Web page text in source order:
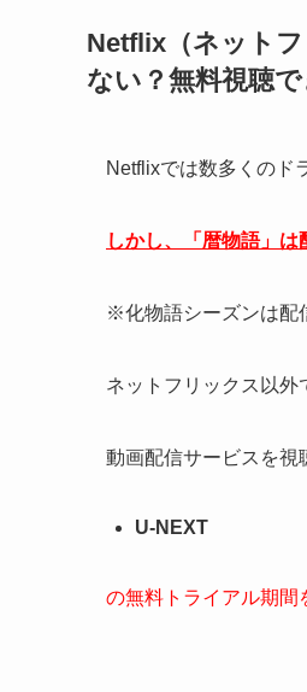
Netflix（ネット
ない？無料視聴
Netflixでは数多くのド
しかし、「暦物語」は
※化物語シーズンは配
ネットフリックス以外
動画配信サービスを視
U-NEXT
の無料トライアル期間